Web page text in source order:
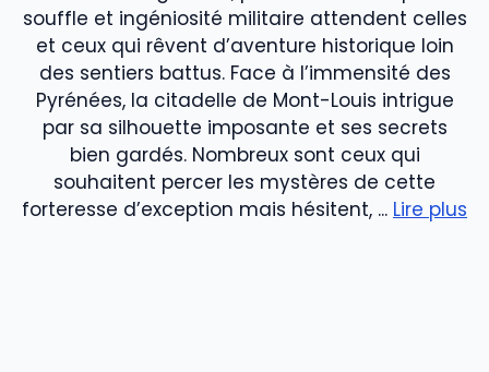
souffle et ingéniosité militaire attendent celles
et ceux qui rêvent d’aventure historique loin
des sentiers battus. Face à l’immensité des
Pyrénées, la citadelle de Mont-Louis intrigue
par sa silhouette imposante et ses secrets
bien gardés. Nombreux sont ceux qui
souhaitent percer les mystères de cette
forteresse d’exception mais hésitent, ... Lire plus